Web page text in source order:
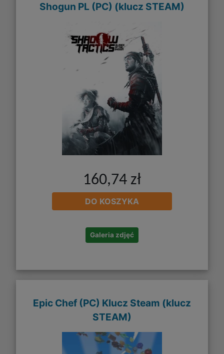
Shogun PL (PC) (klucz STEAM)
160,74 zł
DO KOSZYKA
Galeria zdjęć
Epic Chef (PC) Klucz Steam (klucz
STEAM)